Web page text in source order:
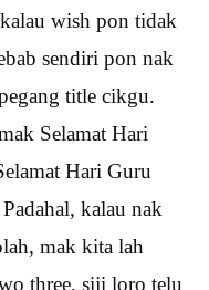
wish pon tidak
sendiri pon nak
title cikgu.
Selamat Hari
Hari Guru
kalau nak
mak kita lah
three, siji loro telu